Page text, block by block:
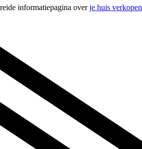
informatiepagina overje huis verkopen